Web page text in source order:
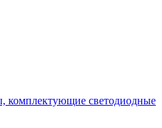
комплектующие светодиодные